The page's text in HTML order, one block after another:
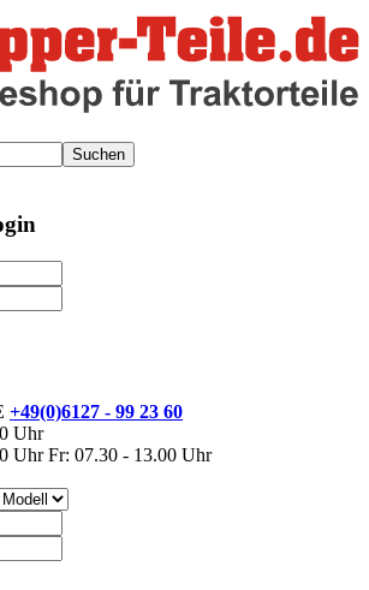
Suchen
+49(0)6127 - 99 23 60
Uhr
Uhr Fr: 07.30 - 13.00 Uhr